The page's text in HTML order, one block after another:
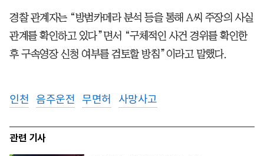
경찰 관계자는 “방범카메라 분석 등을 통해 A씨 주장의 사실
관계를 확인하고 있다”면서 “구체적인 사건 경위를 확인한
후 구속영장 신청 여부를 검토할 방침”이라고 말했다.
인천 음주운전 무면허 사망사고
관련 기사